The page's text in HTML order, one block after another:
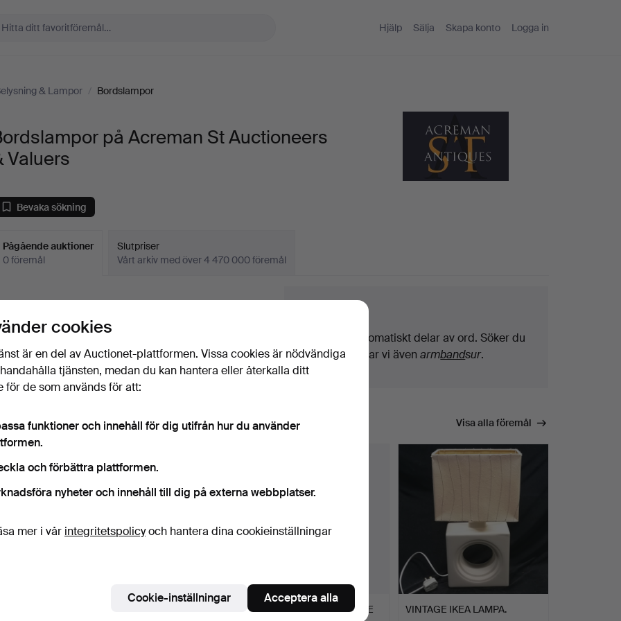
Hjälp Sälja Skapa konto Logga in
& Lampor / Bordslampor
på Acreman St Auctioneers
Valuers
Bevaka sökning
Pågående auktioner
0 föremål
Slutpriser
Vårt arkiv med över 4 470 000 föremål
“Bevaka sökning”
det kommer in.
Vi söker automatiskt delar av ord. Söker du
påband hittar vi ävenarmbandsur.
matchar din sökning Visa alla föremål
I
*ANTIKA PAR GULDMÅLADE
VINTAGE IKEA LAMPA.
cookies
är en del av Auctionet-plattformen. Vissa cookies är nödvändiga
tjänsten, medan du kan hantera eller återkalla ditt
för de som används för att:
funktioner och innehåll för dig utifrån hur du använder
och förbättra plattformen.
nyheter och innehåll till dig på externa webbplatser.
mer i vår integritetspolicyoch hantera dina cookieinställningar
Cookie-inställningar Acceptera alla